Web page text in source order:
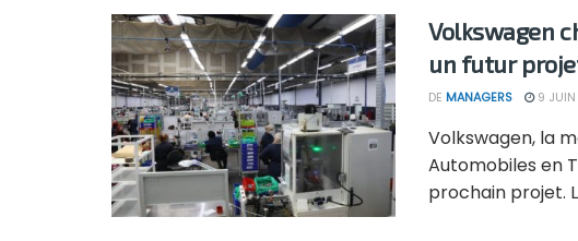
Volkswagen
un futur
DE MANAGERS 9
Volkswagen, la
Automobiles en
prochain projet.